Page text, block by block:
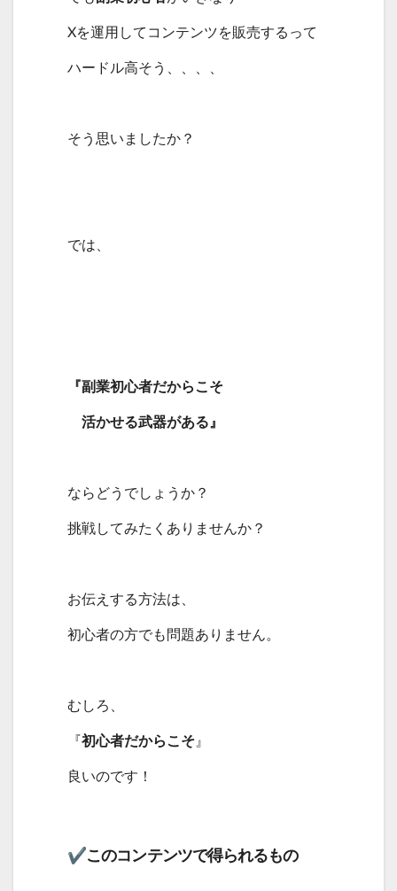
Xを運用してコンテンツを販売するって
ハードル高そう、、、、
そう思いましたか？
では、
『副業初心者だからこそ
活かせる武器がある』
ならどうでしょうか？
挑戦してみたくありませんか？
お伝えする方法は、
初心者の方でも問題ありません。
むしろ、
『初心者だからこそ 』
良いのです！
✔︎︎︎︎このコンテンツで得られるもの